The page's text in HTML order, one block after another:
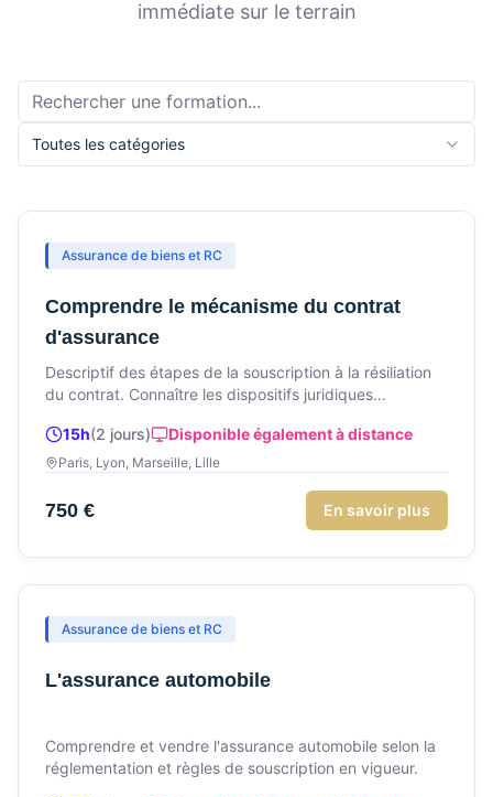
immédiate sur le terrain
Toutes les catégories
Assurance de biens et RC
Comprendre le mécanisme du contrat
d'assurance
Descriptif des étapes de la souscription à la résiliation
du contrat. Connaître les dispositifs juridiques
15h(2 jours) Disponible également à distance
Paris, Lyon, Marseille, Lille
750 € En savoir plus
Assurance de biens et RC
L'assurance automobile
Comprendre et vendre l'assurance automobile selon la
réglementation et règles de souscription en vigueur.